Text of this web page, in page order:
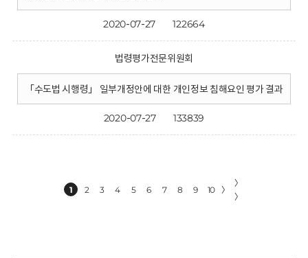
2020-07-27 122664
법령평가전문위원회
「수도법 시행령」 일부개정안에 대한 개인정보 침해요인 평가 결과
2020-07-27 133839
1 2 3 4 5 6 7 8 9 10 〉
〉
〉